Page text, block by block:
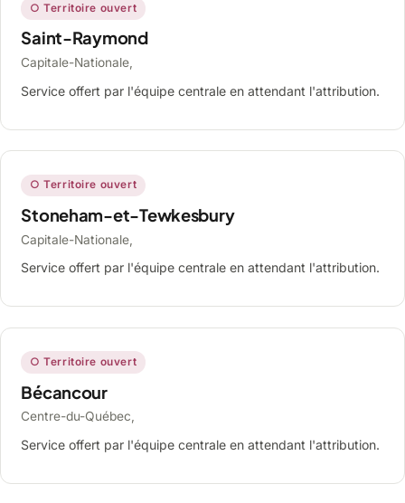
○ Territoire ouvert
Saint-Raymond
Capitale-Nationale,
Service offert par l'équipe centrale en attendant l'attribution.
○ Territoire ouvert
Stoneham-et-Tewkesbury
Capitale-Nationale,
Service offert par l'équipe centrale en attendant l'attribution.
○ Territoire ouvert
Bécancour
Centre-du-Québec,
Service offert par l'équipe centrale en attendant l'attribution.